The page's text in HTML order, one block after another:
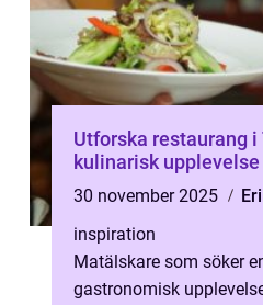
Utforska restaurang i
kulinarisk
30 november 2025
inspiration
Matälskare som söker
gastronomisk